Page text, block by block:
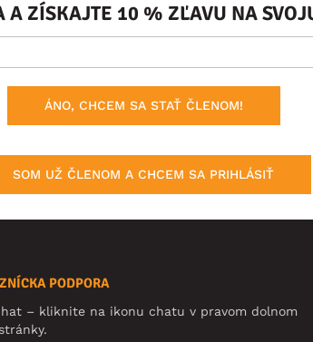
A ZÍSKAJTE 10 % ZĽAVU NA
ÁNO, CHCEM SA STAŤ ČLENOM!
SOM UŽ ČLENOM A CHCEM SA PRIHLÁSIŤ
PODPORA
– kliknite na ikonu chatu v pravom dolnom